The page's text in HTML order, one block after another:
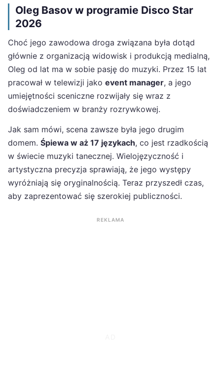
Oleg Basov w programie Disco Star
2026
Choć jego zawodowa droga związana była dotąd
głównie z organizacją widowisk i produkcją medialną,
Oleg od lat ma w sobie pasję do muzyki. Przez 15 lat
pracował w telewizji jako event manager, a jego
umiejętności sceniczne rozwijały się wraz z
doświadczeniem w branży rozrywkowej.
Jak sam mówi, scena zawsze była jego drugim
domem. Śpiewa w aż 17 językach, co jest rzadkością
w świecie muzyki tanecznej. Wielojęzyczność i
artystyczna precyzja sprawiają, że jego występy
wyróżniają się oryginalnością. Teraz przyszedł czas,
aby zaprezentować się szerokiej publiczności.
REKLAMA